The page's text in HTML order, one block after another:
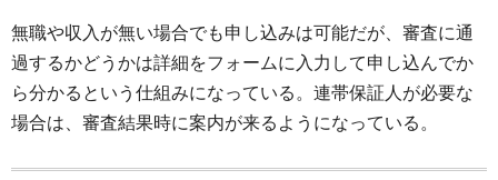
無職や収入が無い場合でも申し込みは可能だが、審査に通
過するかどうかは詳細をフォームに入力して申し込んでか
ら分かるという仕組みになっている。連帯保証人が必要な
場合は、審査結果時に案内が来るようになっている。